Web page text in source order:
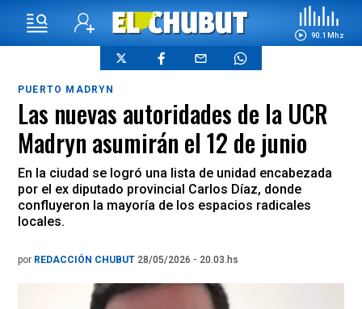
90.1 Mhz
PUERTO MADRYN
Las nuevas autoridades de la UCR
Madryn asumirán el 12 de junio
En la ciudad se logró una lista de unidad encabezada
por el ex diputado provincial Carlos Díaz, donde
confluyeron la mayoría de los espacios radicales
locales.
por REDACCIÓN CHUBUT 28/05/2026 - 20.03.hs